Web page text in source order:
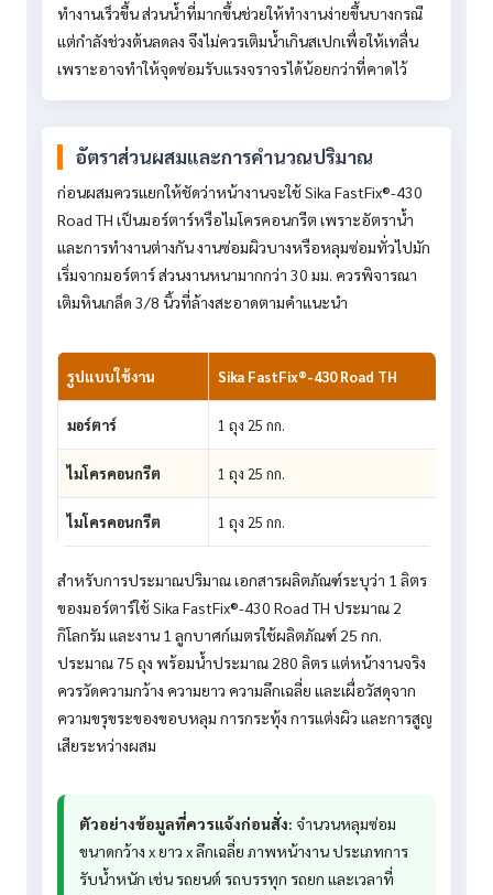
ทำงานเร็วขึ้น ส่วนน้ำที่มากขึ้นช่วยให้ทำงานง่ายขึ้นบางกรณี
แต่กำลังช่วงต้นลดลง จึงไม่ควรเติมน้ำเกินสเปกเพื่อให้เทลื่น
เพราะอาจทำให้จุดซ่อมรับแรงจราจรได้น้อยกว่าที่คาดไว้
อัตราส่วนผสมและการคำนวณปริมาณ
ก่อนผสมควรแยกให้ชัดว่าหน้างานจะใช้ Sika FastFix®-430
Road TH เป็นมอร์ตาร์หรือไมโครคอนกรีต เพราะอัตราน้ำ
และการทำงานต่างกัน งานซ่อมผิวบางหรือหลุมซ่อมทั่วไปมัก
เริ่มจากมอร์ตาร์ ส่วนงานหนามากกว่า 30 มม. ควรพิจารณา
เติมหินเกล็ด 3/8 นิ้วที่ล้างสะอาดตามคำแนะนำ
รูปแบบใช้งาน Sika FastFix®-430 Road TH
มอร์ตาร์ 1 ถุง 25 กก.
ไมโครคอนกรีต 1 ถุง 25 กก.
ไมโครคอนกรีต 1 ถุง 25 กก.
สำหรับการประมาณปริมาณ เอกสารผลิตภัณฑ์ระบุว่า 1 ลิตร
ของมอร์ตาร์ใช้ Sika FastFix®-430 Road TH ประมาณ 2
กิโลกรัม และงาน 1 ลูกบาศก์เมตรใช้ผลิตภัณฑ์ 25 กก.
ประมาณ 75 ถุง พร้อมน้ำประมาณ 280 ลิตร แต่หน้างานจริง
ควรวัดความกว้าง ความยาว ความลึกเฉลี่ย และเผื่อวัสดุจาก
ความขรุขระของขอบหลุม การกระทุ้ง การแต่งผิว และการสูญ
เสียระหว่างผสม
ตัวอย่างข้อมูลที่ควรแจ้งก่อนสั่ง: จำนวนหลุมซ่อม
ขนาดกว้าง x ยาว x ลึกเฉลี่ย ภาพหน้างาน ประเภทการ
รับน้ำหนัก เช่น รถยนต์ รถบรรทุก รถยก และเวลาที่